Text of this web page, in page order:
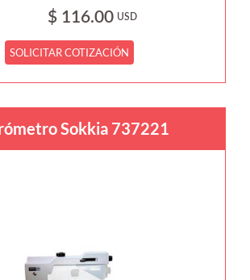
$ 116.00 USD
SOLICITAR COTIZACIÓN
Sokkia 737221